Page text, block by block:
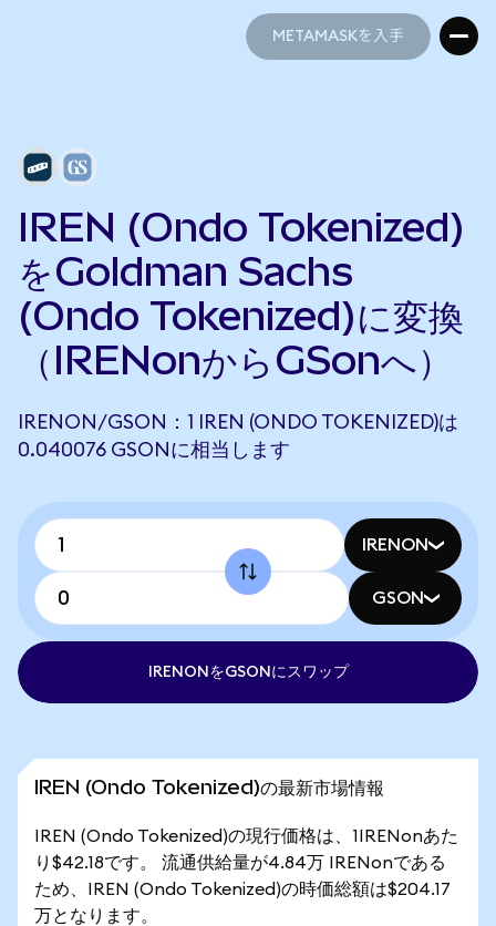
METAMASKを入手
IREN (Ondo Tokenized)
をGoldman Sachs
(Ondo Tokenized)に変換
（IRENonからGSonへ）
IRENON/GSON：1 IREN (ONDO TOKENIZED)は
0.040076 GSONに相当します
IRENON
GSON
IRENONをGSONにスワップ
IREN (Ondo Tokenized)の最新市場情報
IREN (Ondo Tokenized)の現行価格は、1IRENonあた
り$42.18です。 流通供給量が4.84万 IRENonである
ため、IREN (Ondo Tokenized)の時価総額は$204.17
万となります。